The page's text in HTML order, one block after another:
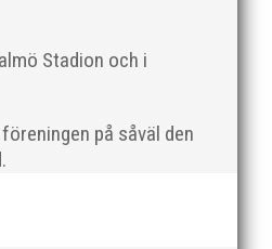
Stadion och i
på såväl den
mig som
Leandersson